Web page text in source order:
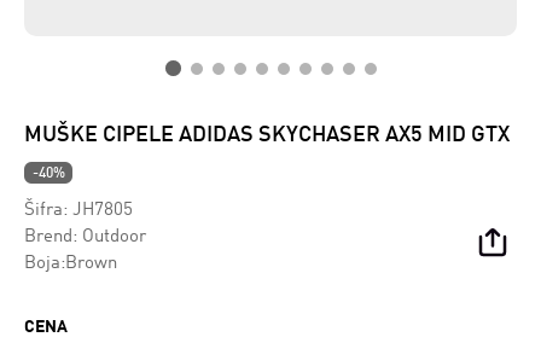
MUŠKE CIPELE ADIDAS SKYCHASER AX5 MID GTX
-40%
Šifra: JH7805
Brend: Outdoor
Boja:Brown
CENA